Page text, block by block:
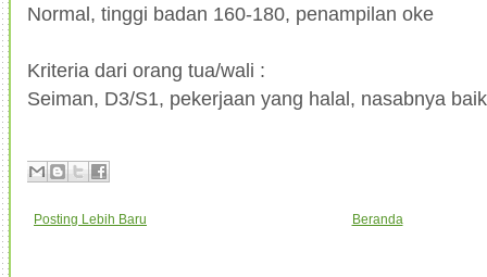
Normal, tinggi badan 160-180, penampilan oke
Kriteria dari orang tua/wali :
Seiman, D3/S1, pekerjaan yang halal, nasabnya
Posting Lebih Baru Beranda